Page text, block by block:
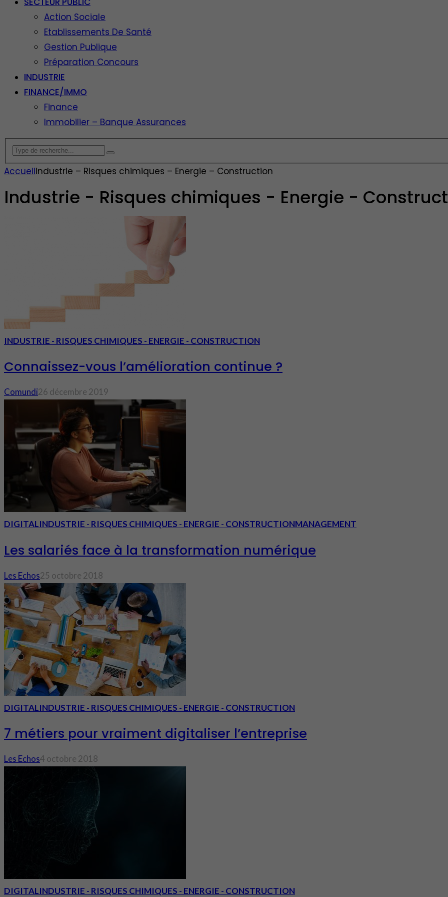
Action Sociale
Etablissements De Santé
Gestion Publique
Préparation Concours
INDUSTRIE
FINANCE/IMMO
Finance
Immobilier – Banque Assurances
AccueilIndustrie – Risques chimiques – Energie – Construction
Industrie - Risques chimiques - Energie -
INDUSTRIE - RISQUES CHIMIQUES - ENERGIE - CONSTRUCTION
Connaissez-vous l’amélioration continue ?
Comundi26 décembre 2019
DIGITALINDUSTRIE - RISQUES CHIMIQUES - ENERGIE - CONSTRUCTIONMANAGEMENT
Les salariés face à la transformation numérique
Les Echos25 octobre 2018
DIGITALINDUSTRIE - RISQUES CHIMIQUES - ENERGIE - CONSTRUCTION
7 métiers pour vraiment digitaliser l’entreprise
Les Echos4 octobre 2018
DIGITALINDUSTRIE - RISQUES CHIMIQUES - ENERGIE - CONSTRUCTION